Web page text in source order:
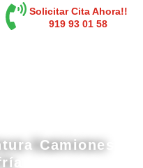
Solicitar Cita Ahora!!
919 93 01 58
Camiones